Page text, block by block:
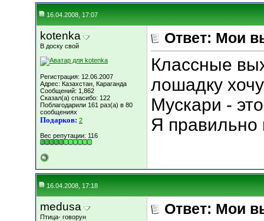
16.04.2008, 17:07
kotenka
В доску свой
Регистрация: 12.06.2007
Адрес: Казахстан, Караганда
Сообщений: 1,862
Сказал(а) спасибо: 122
Поблагодарили 161 раз(а) в 80
сообщениях
Подарков: 2
Вес репутации: 116
Ответ: Мои
Классные
лошадку
Мускари -
Я правильно
16.04.2008, 17:18
medusa
Птица- говорун Ответ: Мои